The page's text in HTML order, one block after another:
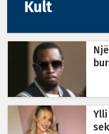
Kult